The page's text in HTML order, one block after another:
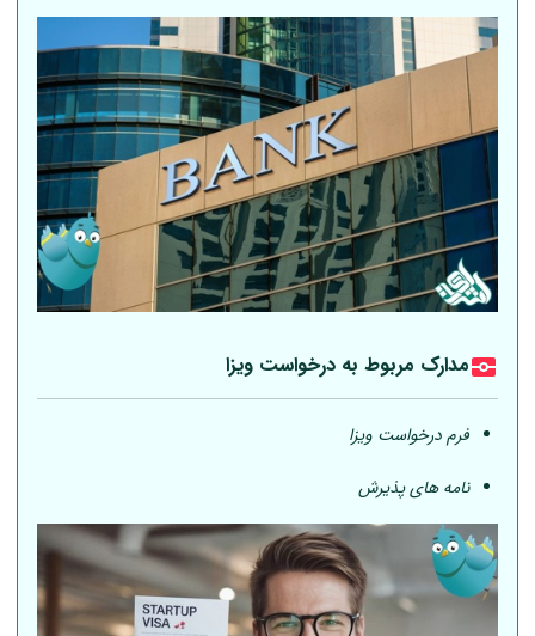
مدارک مربوط به درخواست ویزا
فرم درخواست ویزا
نامه های پذیرش